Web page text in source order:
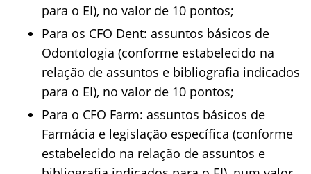
para o EI), no valor de 10 pontos;
Para os CFO Dent: assuntos básicos de
Odontologia (conforme estabelecido na
relação de assuntos e bibliografia indicados
para o EI), no valor de 10 pontos;
Para o CFO Farm: assuntos básicos de
Farmácia e legislação específica (conforme
estabelecido na relação de assuntos e